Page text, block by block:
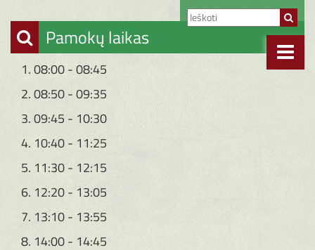
Pamokų laikas
1. 08:00 - 08:45
2. 08:50 - 09:35
3. 09:45 - 10:30
4. 10:40 - 11:25
5. 11:30 - 12:15
6. 12:20 - 13:05
7. 13:10 - 13:55
8. 14:00 - 14:45